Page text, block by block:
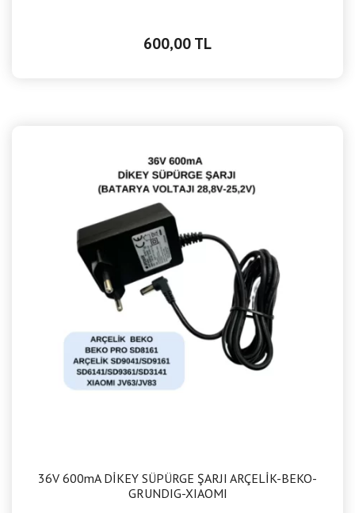
600,00 TL
36V 600mA DİKEY SÜPÜRGE ŞARJI ARÇELİK-BEKO-
GRUNDIG-XIAOMI